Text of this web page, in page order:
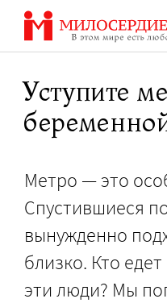
Перейти
содержанию
Уступите
Метро — это
Спустившиеся
вынужденно
близко. Кто
эти люди? Мы